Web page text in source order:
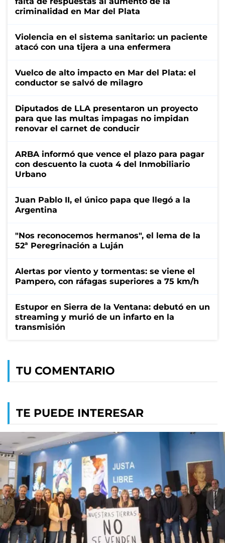
criminalidad en Mar del Plata
Violencia en el sistema sanitario: un paciente
atacó con una tijera a una enfermera
Vuelco de alto impacto en Mar del Plata: el
conductor se salvó de milagro
Diputados de LLA presentaron un proyecto
para que las multas impagas no impidan
renovar el carnet de conducir
ARBA informó que vence el plazo para pagar
con descuento la cuota 4 del Inmobiliario
Urbano
Juan Pablo II, el único papa que llegó a la
Argentina
"Nos reconocemos hermanos", el lema de la
52ª Peregrinación a Luján
Alertas por viento y tormentas: se viene el
Pampero, con ráfagas superiores a 75 km/h
Estupor en Sierra de la Ventana: debutó en un
streaming y murió de un infarto en la
transmisión
TU COMENTARIO
TE PUEDE INTERESAR